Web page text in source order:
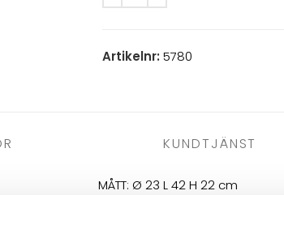
Artikelnr: 5780
KUNDTJÄNST
MÅTT: Ø 23 L 42 H 22 cm